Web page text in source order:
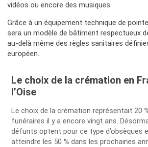
vidéos ou encore des musiques.
Grâce à un équipement technique de
sera un modèle de bâtiment respectueux
au-delà même des règles sanitaires
européen.
Le choix de la crémation en
l’Oise
Le choix de la crémation représentait 20
funéraires il y a encore vingt ans.
défunts optent pour ce type d’obsèques
atteindre les 50 % dans les prochaines